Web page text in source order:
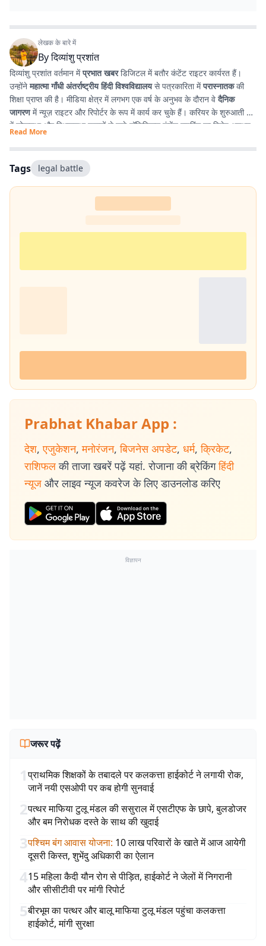
लेखक के बारे में
Byदिव्यांशु प्रशांत
दिव्यांशु प्रशांत वर्तमान मेंप्रभात खबरडिजिटल में बतौर कंटेंट राइटर कार्यरत हैं।
उन्होंनेमहात्मा गाँधी अंतर्राष्ट्रीय हिंदी विश्वविद्यालयसे पत्रकारिता मेंपरास्नातककी
शिक्षा प्राप्त की है। मीडिया क्षेत्र में लगभग एक वर्ष के अनुभव के दौरान वेदैनिक
जागरणमें न्यूज़ राइटर और रिपोर्टर के रूप में कार्य कर चुके हैं। करियर के शुरुआती दौर
में लोकसभा और विधानसभा चुनावों से जुड़े पॉलिटिकल कंटेंट राइटिंग का विशेष अनुभव
प्राप्त किया। इसके अतिरिक्त उन्होंने
किया है, जिसके कारण साहित्य, पठन-पाठन, लेखन और कविता-सृजन में उनकी विशेष
रुचि है। सटीक, निष्पक्ष और प्रभावशाली लेखन के माध्यम से पाठकों तक विश्वसनीय
जानकारी पहुँचाना उनकी पेशेवर पहचान है।
Read More
Tags legal battle
Prabhat Khabar App :
देश, एजुकेशन, मनोरंजन, बिजनेस अपडेट, धर्म, क्रिकेट,
राशिफल की ताजा खबरें पढ़ें यहां. रोजाना की ब्रेकिंग हिंदी
न्यूज और लाइव न्यूज कवरेज के लिए डाउनलोड करिए
विज्ञापन
जरूर पढ़ें
1प्राथमिक शिक्षकों के तबादले पर कलकत्ता हाईकोर्ट ने लगायी रोक,
जानें नयी एसओपी पर कब होगी सुनवाई
2पत्थर माफिया टुलू मंडल की ससुराल में एसटीएफ के छापे, बुलडोजर
और बम निरोधक दस्ते के साथ की खुदाई
3पश्चिम बंग आवास योजना: 10 लाख परिवारों के खाते में आज आयेगी
दूसरी किस्त, शुभेंदु अधिकारी का ऐलान
415 महिला कैदी यौन रोग से पीड़ित, हाईकोर्ट ने जेलों में निगरानी
और सीसीटीवी पर मांगी रिपोर्ट
5बीरभूम का पत्थर और बालू माफिया टुलू मंडल पहुंचा कलकत्ता
हाईकोर्ट, मांगी सुरक्षा